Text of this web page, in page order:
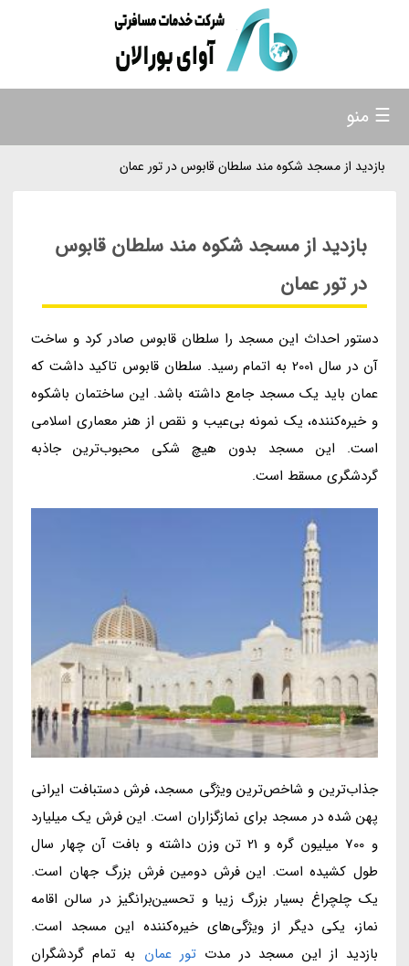
بازدید از مسجد شکوه مند سلطان قابوس در تور عمان
بازدید از مسجد شکوه مند سلطان قابوس
در تور عمان
دستور احداث این مسجد را سلطان قابوس صادر کرد و ساخت
آن در سال 2001 به اتمام رسید. سلطان قابوس تاکید داشت که
عمان باید یک مسجد جامع داشته باشد. این ساختمان باشکوه
و خیره‌کننده، یک نمونه بی‌عیب و نقص از هنر معماری اسلامی
است. این مسجد بدون هیچ شکی محبوب‌ترین جاذبه
گردشگری مسقط است.
جذاب‌ترین و شاخص‌ترین ویژگی مسجد، فرش دستبافت ایرانی
پهن شده در مسجد برای نمازگزاران است. این فرش یک میلیارد
و 700 میلیون گره و 21 تن وزن داشته و بافت آن چهار سال
طول کشیده است. این فرش دومین فرش بزرگ جهان است.
یک چلچراغ بسیار بزرگ زیبا و تحسین‌برانگیز در سالن اقامه
نماز، یکی دیگر از ویژگی‌های خیره‌کننده این مسجد است.
بازدید از این مسجد در مدتتور عمان به تمام گردشگران
☰ منو